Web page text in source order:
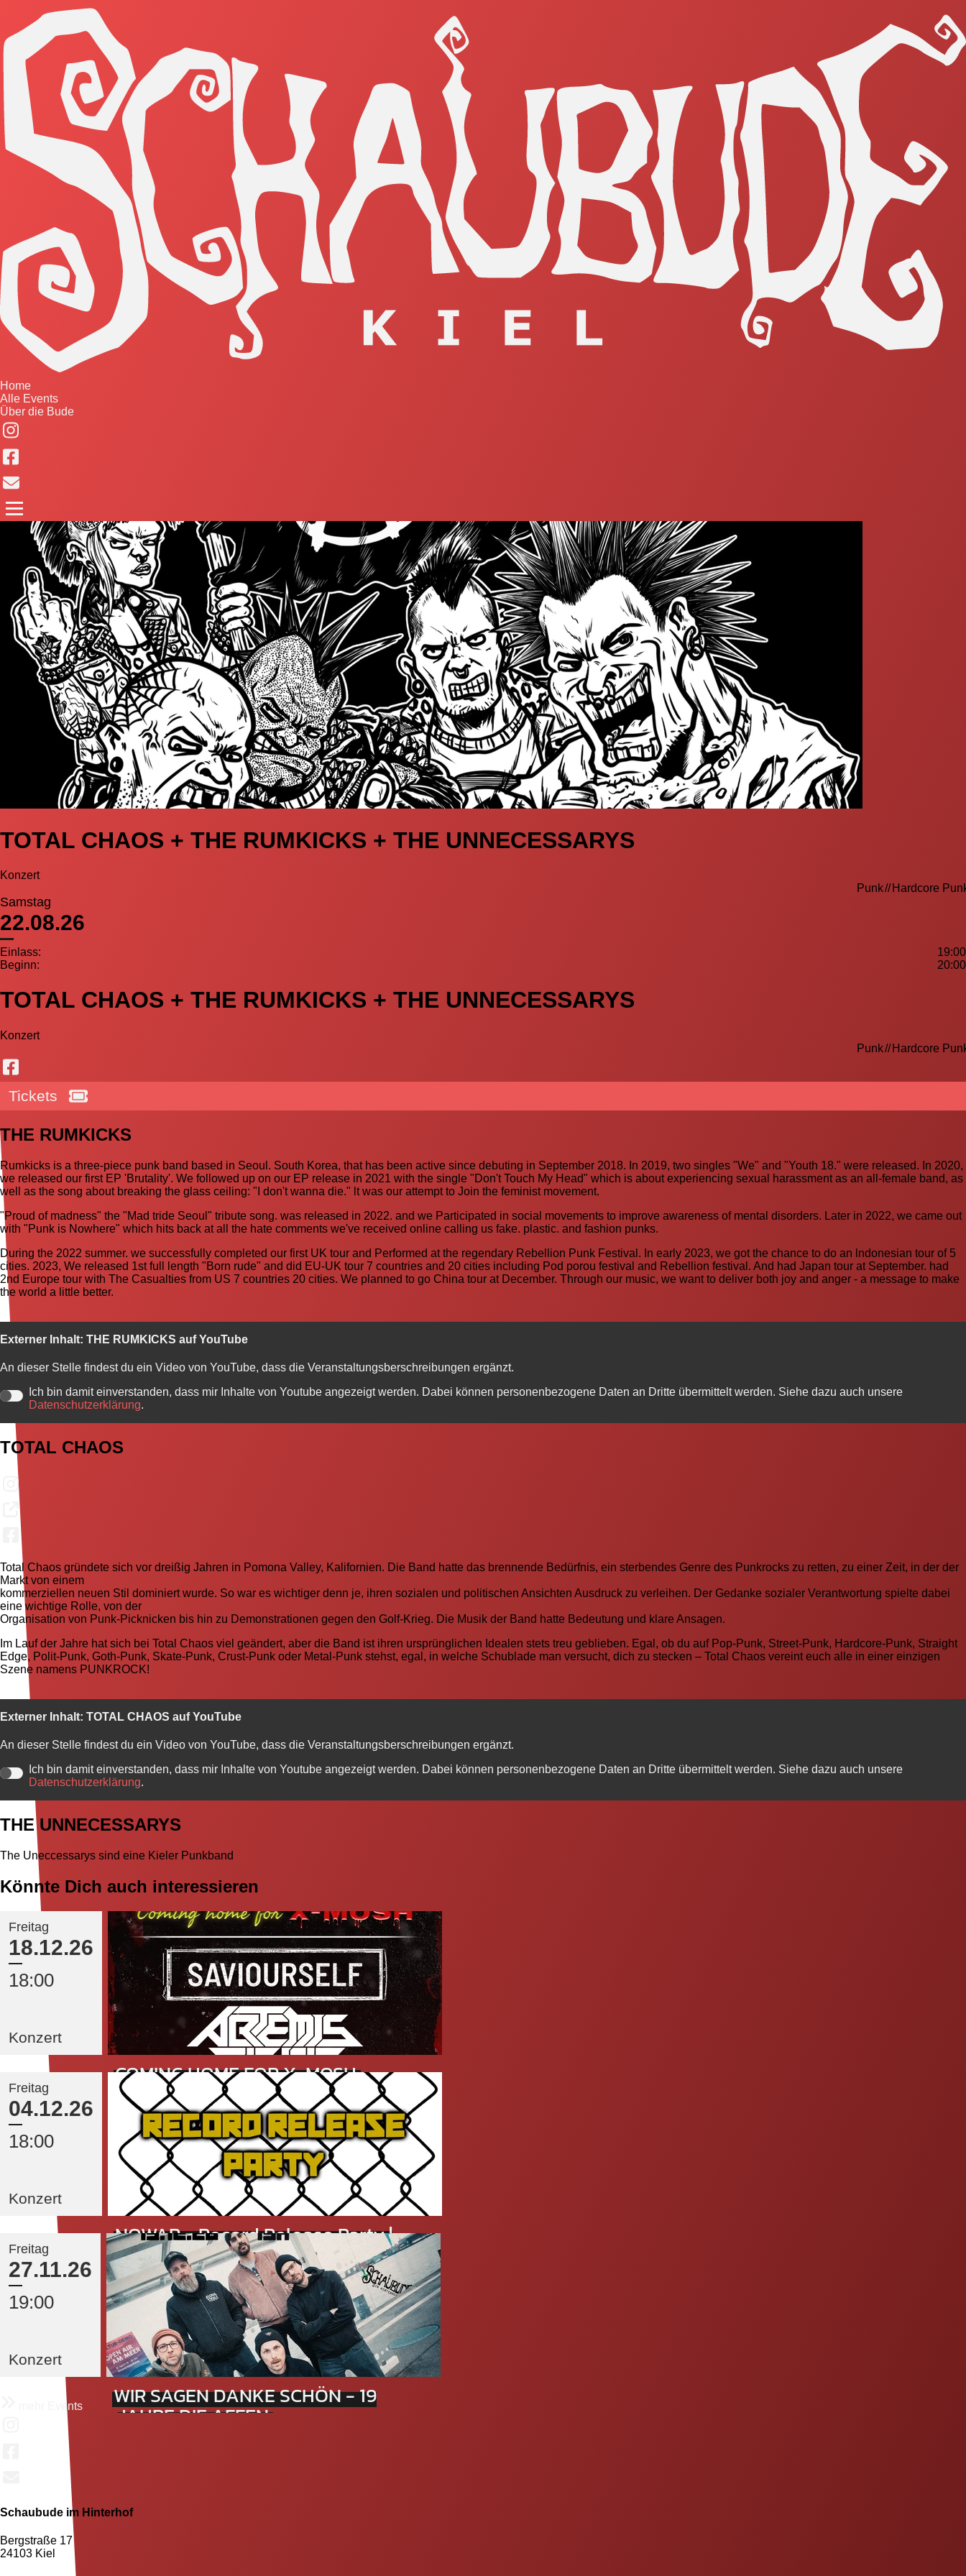
Home
Alle Events
Über die Bude
TOTAL CHAOS + THE RUMKICKS + THE UNNECESSARYS
Konzert
Punk// Hardcore
Samstag
22.08.26
Einlass:
19:00
Beginn:
20:00
TOTAL CHAOS + THE RUMKICKS + THE UNNECESSARYS
Konzert
Punk// Hardcore
Tickets
THE RUMKICKS
Rumkicks is a three-piece punk band based in Seoul. South Korea, that has been active since debuting in September 2018. In 2019, two singles "We" and "Youth 18." were released. In 2020,
we released our first EP 'Brutality'. We followed up on our EP release in 2021 with the single "Don't Touch My Head" which is about experiencing sexual harassment as an all-female band, as
well as the song about breaking the glass ceiling: "I don't wanna die." lt was our attempt to Join the feminist movement.
"Proud of madness" the "Mad tride Seoul" tribute song. was released in 2022. and we Participated in social movements to improve awareness of mental disorders. Later in 2022, we came out
with "Punk is Nowhere" which hits back at all the hate comments we've received online calling us fake. plastic. and fashion punks.
During the 2022 summer. we successfully completed our first UK tour and Performed at the regendary Rebellion Punk Festival. In early 2023, we got the chance to do an lndonesian tour of 5
cities. 2023, We released 1st full length "Born rude" and did EU-UK tour 7 countries and 20 cities including Pod porou festival and Rebellion festival. And had Japan tour at September. had
2nd Europe tour with The Casualties from US 7 countries 20 cities. We planned to go China tour at December. Through our music, we want to deliver both joy and anger - a message to make
the world a little better.
Externer Inhalt: THE RUMKICKS auf YouTube
An dieser Stelle findest du ein Video von YouTube, dass die Veranstaltungsberschreibungen ergänzt.
Ich bin damit einverstanden, dass mir Inhalte von Youtube angezeigt werden. Dabei können personenbezogene Daten an Dritte übermittelt werden. Siehe dazu auch unsere
Datenschutzerklärung.
TOTAL CHAOS
Total Chaos gründete sich vor dreißig Jahren in Pomona Valley, Kalifornien. Die Band hatte das brennende Bedürfnis, ein sterbendes Genre des Punkrocks zu retten, zu einer Zeit, in der der
Markt von einem
kommerziellen neuen Stil dominiert wurde. So war es wichtiger denn je, ihren sozialen und politischen Ansichten Ausdruck zu verleihen. Der Gedanke sozialer Verantwortung spielte dabei
eine wichtige Rolle, von der
Organisation von Punk-Picknicken bis hin zu Demonstrationen gegen den Golf-Krieg. Die Musik der Band hatte Bedeutung und klare Ansagen.
Im Lauf der Jahre hat sich bei Total Chaos viel geändert, aber die Band ist ihren ursprünglichen Idealen stets treu geblieben. Egal, ob du auf Pop-Punk, Street-Punk, Hardcore-Punk, Straight
Edge, Polit-Punk, Goth-Punk, Skate-Punk, Crust-Punk oder Metal-Punk stehst, egal, in welche Schublade man versucht, dich zu stecken – Total Chaos vereint euch alle in einer einzigen
Szene namens PUNKROCK!
Externer Inhalt: TOTAL CHAOS auf YouTube
An dieser Stelle findest du ein Video von YouTube, dass die Veranstaltungsberschreibungen ergänzt.
Ich bin damit einverstanden, dass mir Inhalte von Youtube angezeigt werden. Dabei können personenbezogene Daten an Dritte übermittelt werden. Siehe dazu auch unsere
Datenschutzerklärung.
THE UNNECESSARYS
The Uneccessarys sind eine Kieler Punkband
Könnte Dich auch interessieren
Freitag
18.12.26
18:00
Konzert
COMING HOME FOR X-MOSH
Modern Metal
Freitag
04.12.26
18:00
Konzert
NOWAR - Record Release Party |
Support: BITTTER + OFFCELL
HC
Freitag
27.11.26
19:00
Konzert
WIR SAGEN DANKE SCHÖN - 19
JAHRE DIE AFFEN
mehr Events
Schaubude im Hinterhof
Bergstraße 17
24103 Kiel